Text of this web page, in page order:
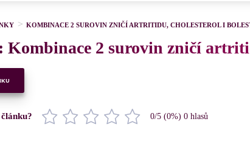
KOMBINACE 2 SUROVIN ZNIČÍ ARTRITIDU, CHOLESTEROL I
Kombinace 2 surovin zničí
0/5 (0%) 0 hlasů